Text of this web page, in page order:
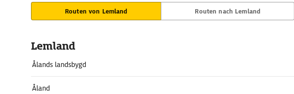
Routen von Lemland Routen nach Lemland
Lemland
Ålands landsbygd
Åland